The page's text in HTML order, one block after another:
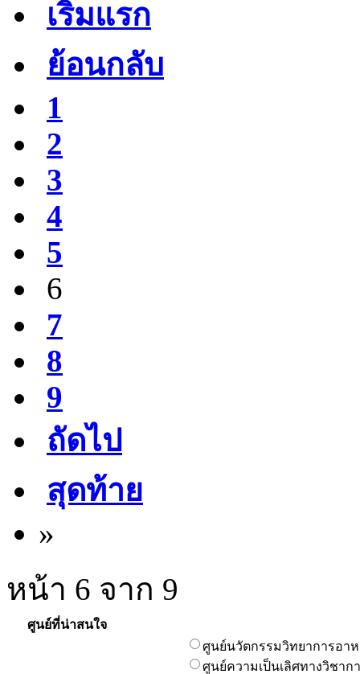
เริ่มแรก
ย้อนกลับ
1
2
3
4
5
6
7
8
9
ถัดไป
สุดท้าย
»
หน้า 6 จาก 9
ศูนย์ที่น่าสนใจ
ศูนย์นวัตกรรมวิทยาการอา
ศูนย์ความเป็นเลิศทางวิชาก